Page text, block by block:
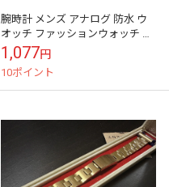
腕時計 メンズ アナログ 防水 ウ
オッチ ファッションウォッチ ク
ロノグラフ調 金属 皮 ベルト 文
字盤 バンドファッション ...
1,077円
10ポイント